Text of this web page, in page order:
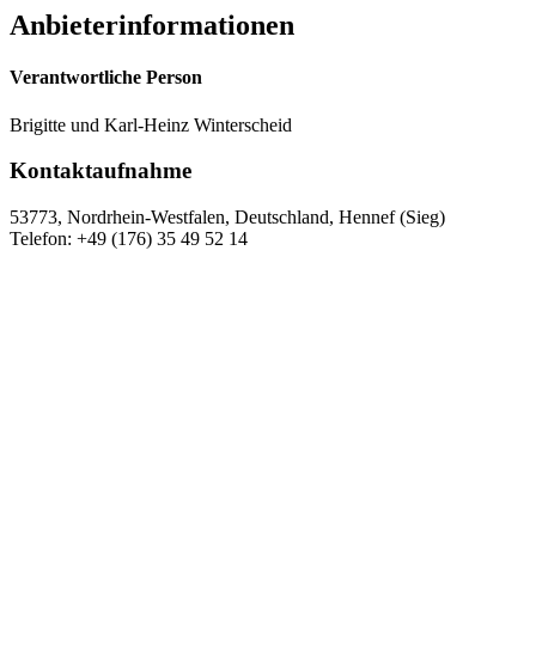
Anbieterinformationen
Verantwortliche Person
Brigitte und Karl-Heinz Winterscheid
Kontaktaufnahme
53773, Nordrhein-Westfalen, Deutschland, Hennef (Sieg)
Telefon: +49 (176) 35 49 52 14